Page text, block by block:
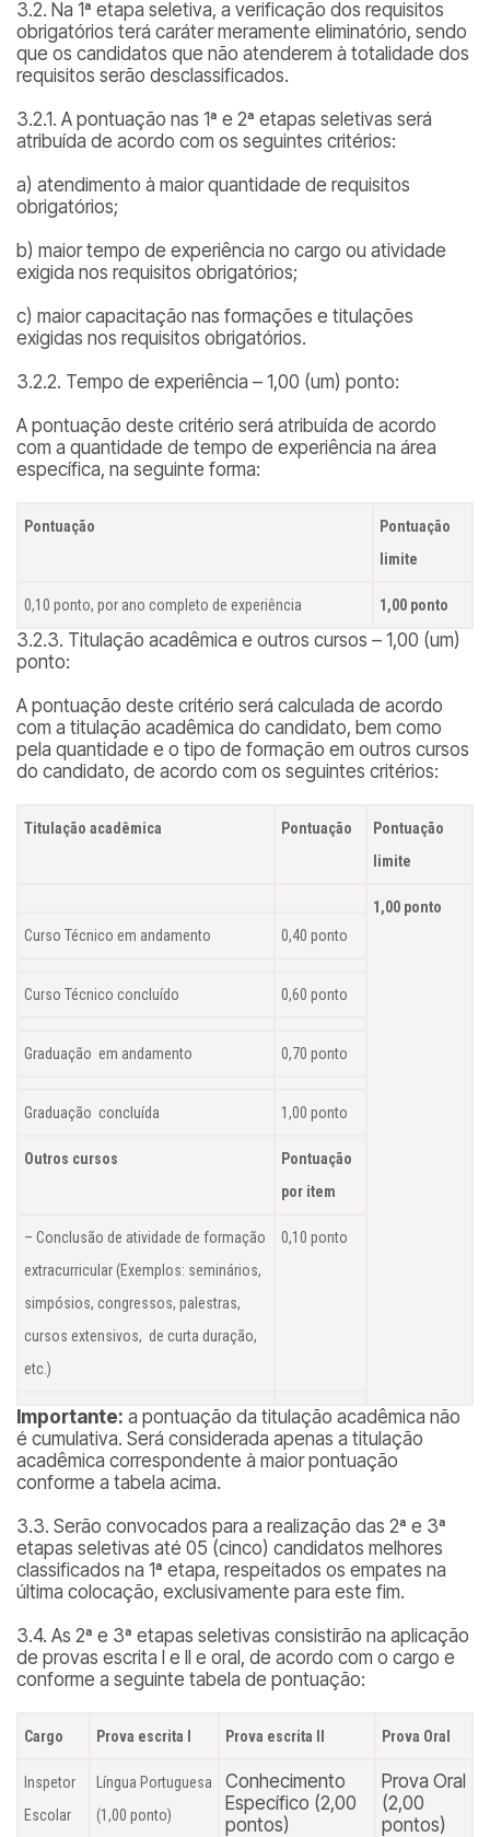
3.2. Na 1ª etapa seletiva, a verificação dos requisitos
obrigatórios terá caráter meramente eliminatório, sendo
que os candidatos que não atenderem à totalidade dos
requisitos serão desclassificados.
3.2.1. A pontuação nas 1ª e 2ª etapas seletivas será
atribuída de acordo com os seguintes critérios:
a) atendimento à maior quantidade de requisitos
obrigatórios;
b) maior tempo de experiência no cargo ou atividade
exigida nos requisitos obrigatórios;
c) maior capacitação nas formações e titulações
exigidas nos requisitos obrigatórios.
3.2.2. Tempo de experiência – 1,00 (um) ponto:
A pontuação deste critério será atribuída de acordo
com a quantidade de tempo de experiência na área
específica, na seguinte forma:
Pontuação
Pontuação
limite
0,10 ponto, por ano completo de experiência 1,00 ponto
3.2.3. Titulação acadêmica e outros cursos – 1,00 (um)
ponto:
A pontuação deste critério será calculada de acordo
com a titulação acadêmica do candidato, bem como
pela quantidade e o tipo de formação em outros cursos
do candidato, de acordo com os seguintes critérios:
Titulação acadêmica Pontuação
Pontuação
limite
1,00 ponto
Curso Técnico em andamento
0,40 ponto
Curso Técnico concluído 0,60 ponto
Graduação em andamento 0,70 ponto
Graduação concluída 1,00 ponto
Outros cursos
Pontuação
por item
– Conclusão de atividade de formação
extracurricular (Exemplos: seminários,
simpósios, congressos, palestras,
cursos extensivos, de curta duração,
etc.)
0,10 ponto
Importante: a pontuação da titulação acadêmica não
é cumulativa. Será considerada apenas a titulação
acadêmica correspondente à maior pontuação
conforme a tabela acima.
3.3. Serão convocados para a realização das 2ª e 3ª
etapas seletivas até 05 (cinco) candidatos melhores
classificados na 1ª etapa, respeitados os empates na
última colocação, exclusivamente para este fim.
3.4. As 2ª e 3ª etapas seletivas consistirão na aplicação
de provas escrita I e II e oral, de acordo com o cargo e
conforme a seguinte tabela de pontuação:
Cargo Prova escrita I Prova escrita II Prova Oral
Inspetor
Escolar
Língua Portuguesa
(1,00 ponto)
Conhecimento
Específico (2,00
pontos)
Prova Oral
(2,00
pontos)